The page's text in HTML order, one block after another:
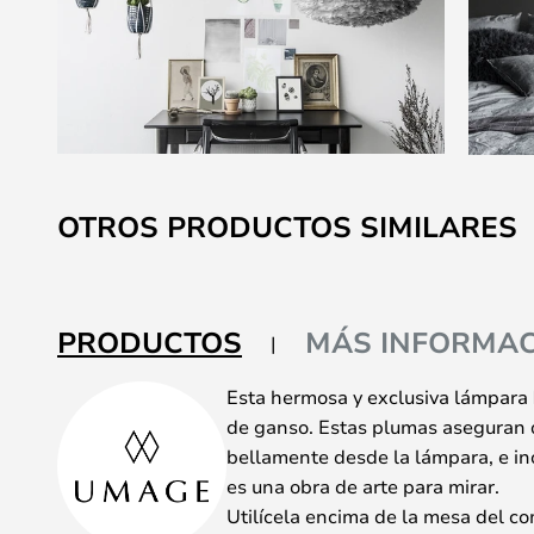
al
comienzo
galería
de
OTROS PRODUCTOS SIMILARES
PRODUCTOS MÁS
Esta hermosa y exclusiva
de ganso. Estas plumas aseguran
bellamente desde la lámpara, e
es una obra de arte para mirar.
Utilícela encima de la mesa del